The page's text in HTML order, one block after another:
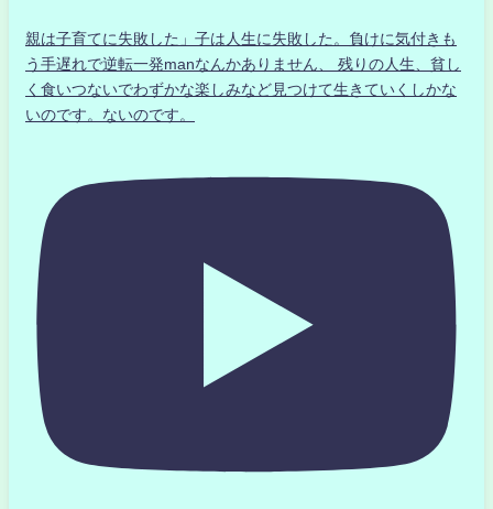
親は子育てに失敗した」子は人生に失敗した。負けに気付きも
う手遅れで逆転一発manなんかありません、 残りの人生、貧し
く食いつないでわずかな楽しみなど見つけて生きていくしかな
いのです。ないのです。